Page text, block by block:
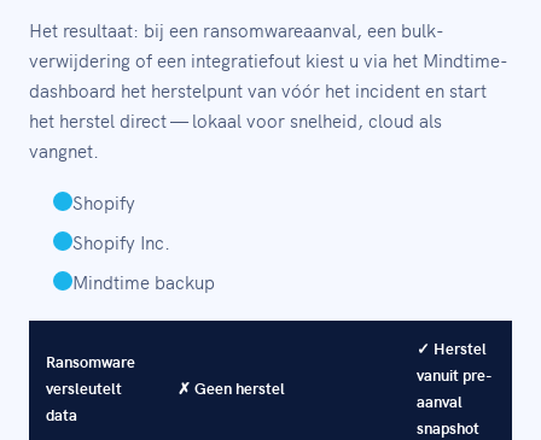
Het resultaat: bij een ransomwareaanval, een bulk-
verwijdering of een integratiefout kiest u via het Mindtime-
dashboard het herstelpunt van vóór het incident en start
het herstel direct — lokaal voor snelheid, cloud als
vangnet.
Shopify
Shopify Inc.
Mindtime backup
Ransomware
versleutelt
data
✗ Geen herstel
✓ Herstel
vanuit pre-
aanval
snapshot